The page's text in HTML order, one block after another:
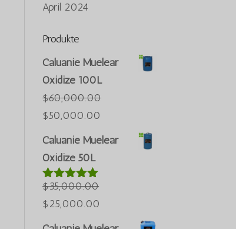
April 2024
Produkte
Caluanie Muelear
Oxidize 100L
$60,000.00
Der
ursprüngliche
Preis
war:
$60,000.00.
$50,000.00
aktuelle
Caluanie Muelear
Oxidize 50L
Bewertet
mit 5.00
von 5
$35,000.00
Der
ursprüngliche
$25,000.00
aktuelle
Türkçe
Azərbaycan dili
Português do Brasil